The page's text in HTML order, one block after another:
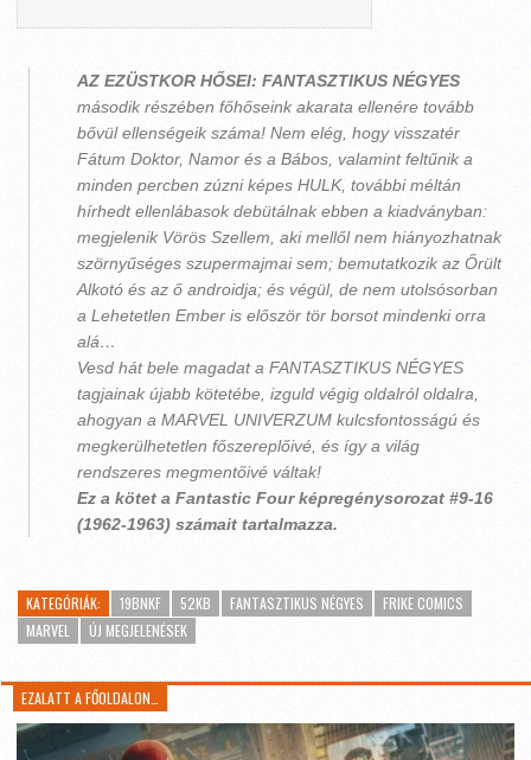
AZ EZÜSTKOR HŐSEI: FANTASZTIKUS NÉGYES
második részében főhőseink akarata ellenére tovább
bővül ellenségeik száma! Nem elég, hogy visszatér
Fátum Doktor, Namor és a Bábos, valamint feltűnik a
minden percben zúzni képes HULK, további méltán
hírhedt ellenlábasok debütálnak ebben a kiadványban:
megjelenik Vörös Szellem, aki mellől nem hiányozhatnak
szörnyűséges szupermajmai sem; bemutatkozik az Őrült
Alkotó és az ő androidja; és végül, de nem utolsósorban
a Lehetetlen Ember is először tör borsot mindenki orra
alá…
Vesd hát bele magadat a FANTASZTIKUS NÉGYES
tagjainak újabb kötetébe, izguld végig oldalról oldalra,
ahogyan a MARVEL UNIVERZUM kulcsfontosságú és
megkerülhetetlen főszereplőivé, és így a világ
rendszeres megmentőivé váltak!
Ez a kötet a Fantastic Four képregénysorozat #9-16
(1962-1963) számait tartalmazza.
KATEGÓRIÁK: 19BNKF 52KB FANTASZTIKUS NÉGYES
FRIKE COMICS
MARVEL
ÚJ MEGJELENÉSEK
EZALATT A FŐOLDALON…